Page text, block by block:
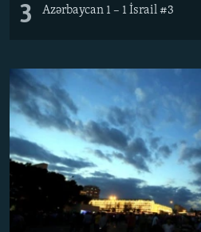
3 Azərbaycan 1 – 1 İsrail #3